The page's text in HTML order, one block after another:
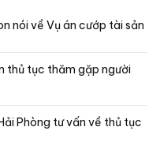
nói về Vụ án cướp tài sản
thủ tục thăm gặp người
Phòng tư vấn về thủ tục